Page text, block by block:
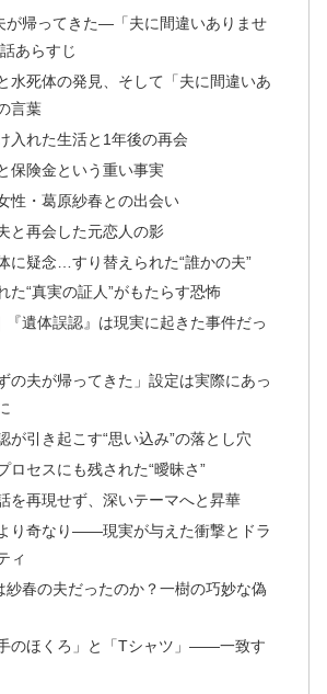
が帰ってきた―「夫に間違いありませ
あらすじ
水死体の発見、そして「夫に間違いあ
言葉
入れた生活と1年後の再会
保険金という重い事実
性・葛原紗春との出会い
と再会した元恋人の影
に疑念…すり替えられた“誰かの夫”
た“真実の証人”がもたらす恐怖
『遺体誤認』は現実に起きた事件だっ
の夫が帰ってきた」設定は実際にあっ
が引き起こす“思い込み”の落とし穴
ロセスにも残された“曖昧さ”
を再現せず、深いテーマへと昇華
り奇なり――現実が与えた衝撃とドラ
ィ
紗春の夫だったのか？一樹の巧妙な偽
のほくろ」と「Tシャツ」――一致す